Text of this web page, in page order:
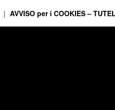
AVVISO per i COOKIES –